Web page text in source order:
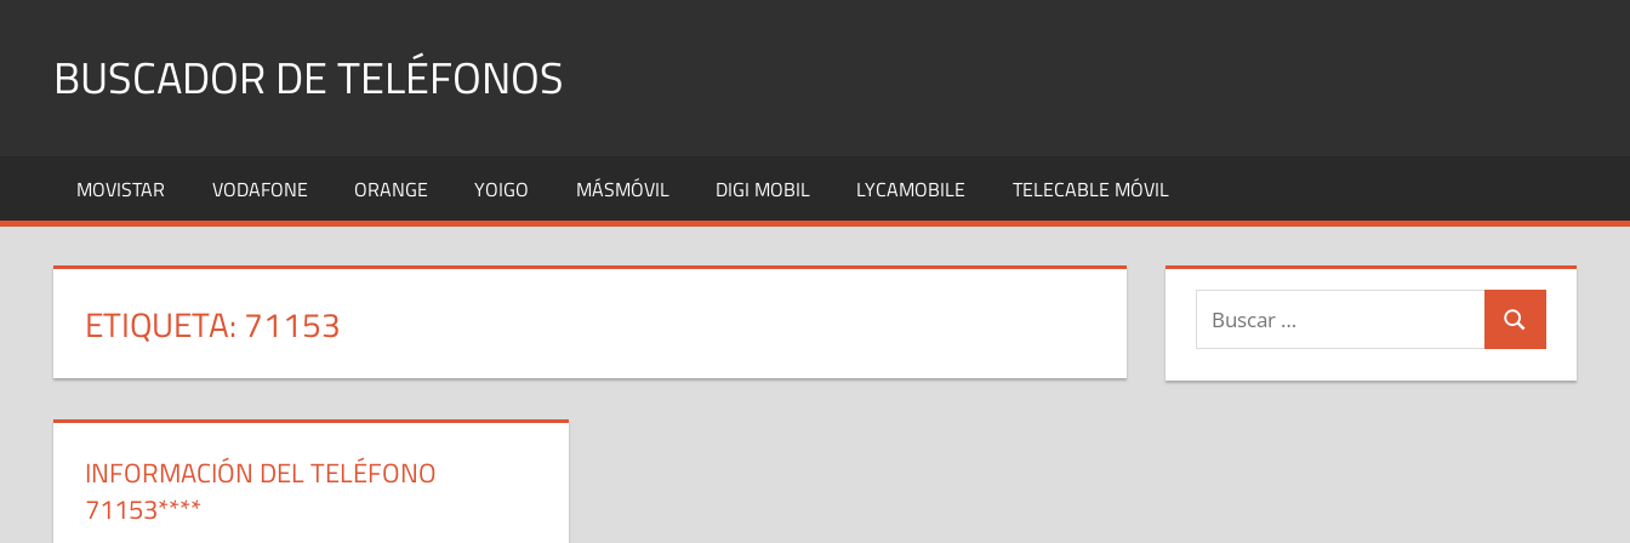
contenidoBUSCADOR DE TELÉFONOS
Fijos
y
MOVISTAR VODAFONE ORANGE YOIGO MÁSMÓVIL DIGI MOBIL LYCAMOBILE TELECABLE MÓVIL
ETIQUETA: 71153
INFORMACIÓN DEL TELÉFONO
71153****
Buscar:
Buscar